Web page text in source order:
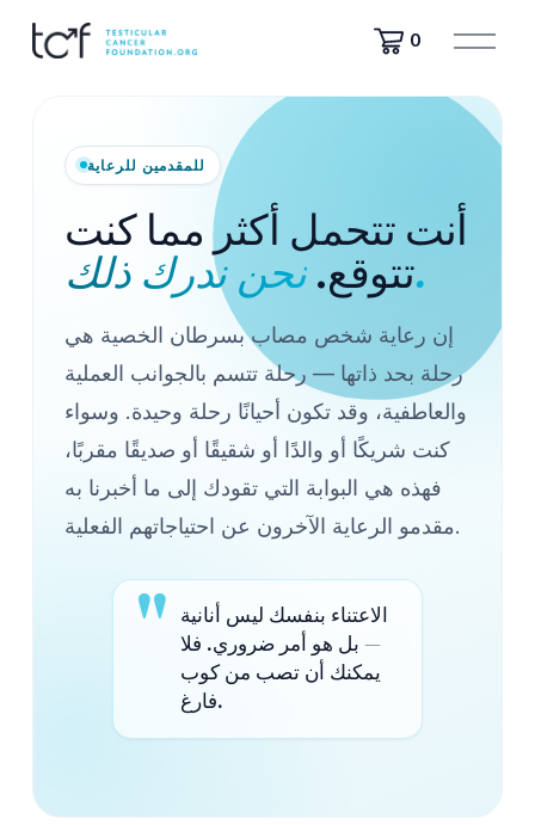
0
ف
ت
ل
للمقدمين للرعاية
أنت تتحمل أكثر مما كنت
تتوقع.نحن ندرك ذلك.
إن رعاية شخص مصاب بسرطان الخصية هي
رحلة بحد ذاتها — رحلة تتسم بالجوانب العملية
والعاطفية، وقد تكون أحيانًا رحلة وحيدة. وسواء
كنت شريكًا أو والدًا أو شقيقًا أو صديقًا مقربًا،
فهذه هي البوابة التي تقودك إلى ما أخبرنا به
مقدمو الرعاية الآخرون عن احتياجاتهم الفعلية.
" الاعتناء بنفسك ليس أنانية
— بل هو أمر ضروري. فلا
يمكنك أن تصب من كوب
فارغ.